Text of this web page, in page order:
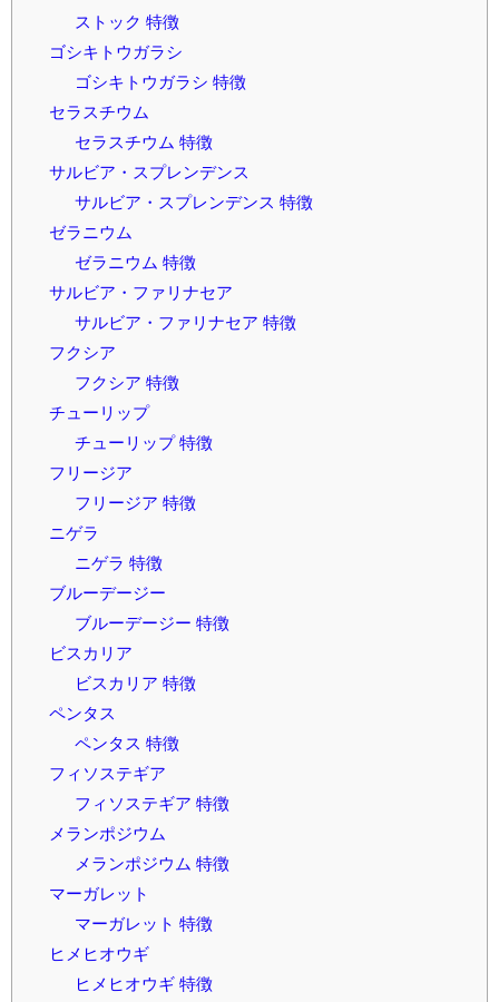
ストック 特徴
ゴシキトウガラシ
ゴシキトウガラシ 特徴
セラスチウム
セラスチウム 特徴
サルビア・スプレンデンス
サルビア・スプレンデンス 特徴
ゼラニウム
ゼラニウム 特徴
サルビア・ファリナセア
サルビア・ファリナセア 特徴
フクシア
フクシア 特徴
チューリップ
チューリップ 特徴
フリージア
フリージア 特徴
ニゲラ
ニゲラ 特徴
ブルーデージー
ブルーデージー 特徴
ビスカリア
ビスカリア 特徴
ペンタス
ペンタス 特徴
フィソステギア
フィソステギア 特徴
メランポジウム
メランポジウム 特徴
マーガレット
マーガレット 特徴
ヒメヒオウギ
ヒメヒオウギ 特徴